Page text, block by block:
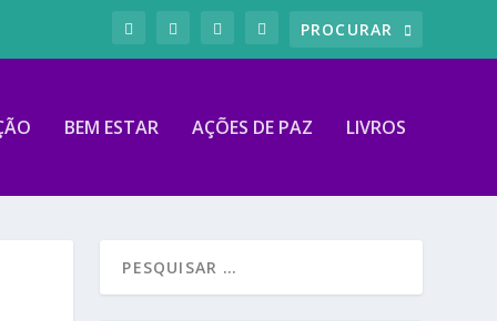
BEM ESTAR AÇÕES DE PAZ LIVROS